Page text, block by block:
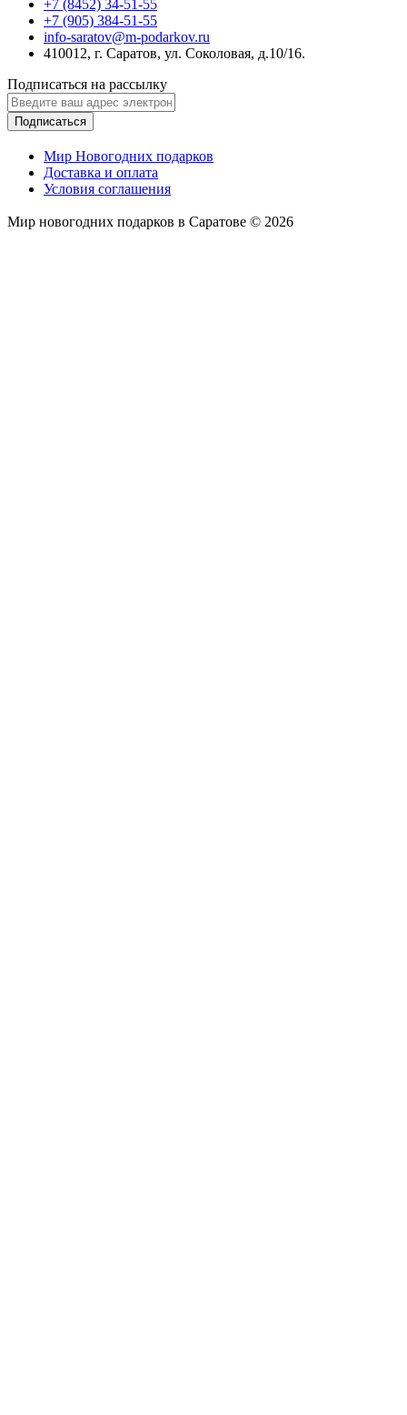
+7 (8452) 34-51-55
+7 (905) 384-51-55
info-saratov@m-podarkov.ru
410012, г. Саратов, ул. Соколовая, д.10/16.
Подписаться на рассылку
Подписаться
Мир Новогодних подарков
Доставка и оплата
Условия соглашения
Мир новогодних подарков в Саратове © 2026